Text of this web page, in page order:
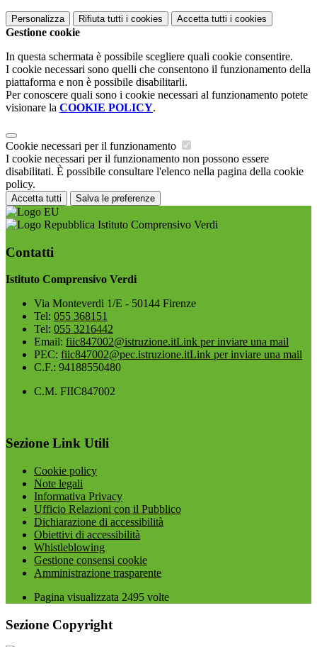
Personalizza Rifiuta tutti i cookies Accetta tutti i cookies
Gestione cookie
In questa schermata è possibile scegliere quali cookie consentire.
I cookie necessari sono quelli che consentono il funzionamento della
piattaforma e non è possibile disabilitarli.
Per conoscere quali sono i cookie necessari al funzionamento potete
visionare la COOKIE POLICY.
Cookie necessari per il funzionamento
I cookie necessari per il funzionamento non possono essere
disabilitati. È possibile consultare l'elenco nella pagina della cookie
policy.
Accetta tutti Salva le preferenze
Istituto Comprensivo Verdi
Contatti
Istituto Comprensivo Verdi
Via Monteverdi 1/E - 50144 Firenze
Tel: 055 368151
Tel: 055 3216442
Email: fiic847002@istruzione.itLink per inviare una mail
PEC: fiic847002@pec.istruzione.itLink per inviare una mail
C.F.: 94188550480
C.M. FIIC847002
Sezione Link Utili
Cookie policy
Note legali
Informativa Privacy
Ufficio Relazioni con il Pubblico
Dichiarazione di accessibilità
Obiettivi di accessibilità
Whistleblowing
Gestione consensi cookie
Amministrazione trasparente
Pagina visualizzata 2495 volte
Sezione Copyright